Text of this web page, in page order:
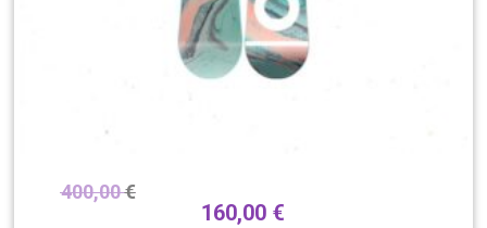
400,00€
160,00 €